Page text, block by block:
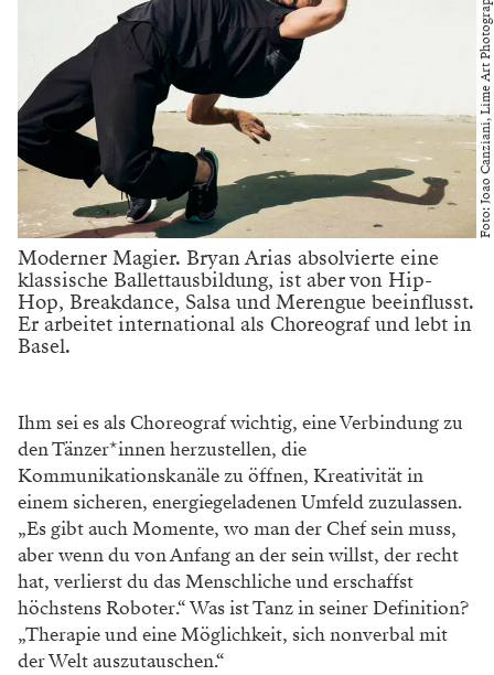
Foto: Joao Canziani, Lime Art Photography
Moderner Magier. Bryan Arias absolvierte eine
klassische Ballettausbildung, ist aber von Hip-
Hop, Breakdance, Salsa und Merengue beeinflusst.
Er arbeitet international als Choreograf und lebt in
Basel.
Ihm sei es als Choreograf wichtig, eine Verbindung zu
den Tänzer*innen herzustellen, die
Kommunikationskanäle zu öffnen, Kreativität in
einem sicheren, energiegeladenen Umfeld zuzulassen.
„Es gibt auch Momente, wo man der Chef sein muss,
aber wenn du von Anfang an der sein willst, der recht
hat, verlierst du das Menschliche und erschaffst
höchstens Roboter.“ Was ist Tanz in seiner Definition?
„Therapie und eine Möglichkeit, sich nonverbal mit
der Welt auszutauschen.“